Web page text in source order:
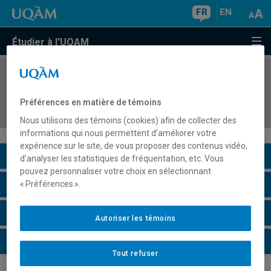
FR EN
Étudier à l'UQAM
COURS//
touristiques
Description du cours
Horaire - Été 2026
Horaire - Automne 2026
Horaire - Hiver 2027
Préférences en matière de témoins
Nous utilisons des témoins (cookies) afin de collecter des
informations qui nous permettent d’améliorer votre
expérience sur le site, de vous proposer des contenus vidéo,
d’analyser les statistiques de fréquentation, etc. Vous
pouvez personnaliser votre choix en sélectionnant
« Préférences ».
Tout refuser
Autoriser les témoins